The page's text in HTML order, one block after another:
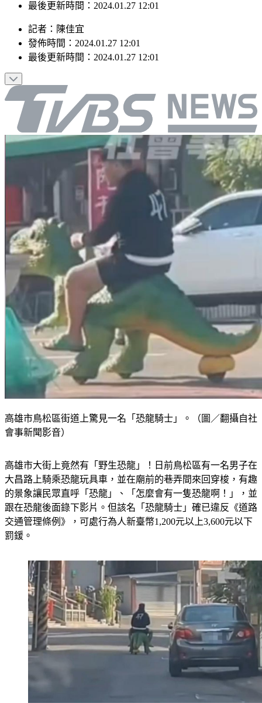
最後更新時間：2024.01.27 12:01
記者 ： 陳佳宜
發佈時間： 2024.01.27 12:01
最後更新時間： 2024.01.27 12:01
高雄市鳥松區街道上驚見一名「恐龍騎士」。（圖／翻攝自社
會事新聞影音）
高雄市大街上竟然有「野生恐龍」！日前鳥松區有一名男子在
大昌路上騎乘恐龍玩具車，並在廟前的巷弄間來回穿梭，有趣
的景象讓民眾直呼「恐龍」、「怎麼會有一隻恐龍啊！」，並
跟在恐龍後面錄下影片。但該名「恐龍騎士」確已違反《道路
交通管理條例》，可處行為人新臺幣1,200元以上3,600元以下
罰鍰。